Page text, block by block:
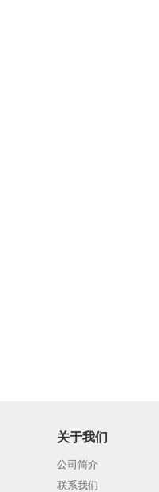
关于我们
公司简介
联系我们